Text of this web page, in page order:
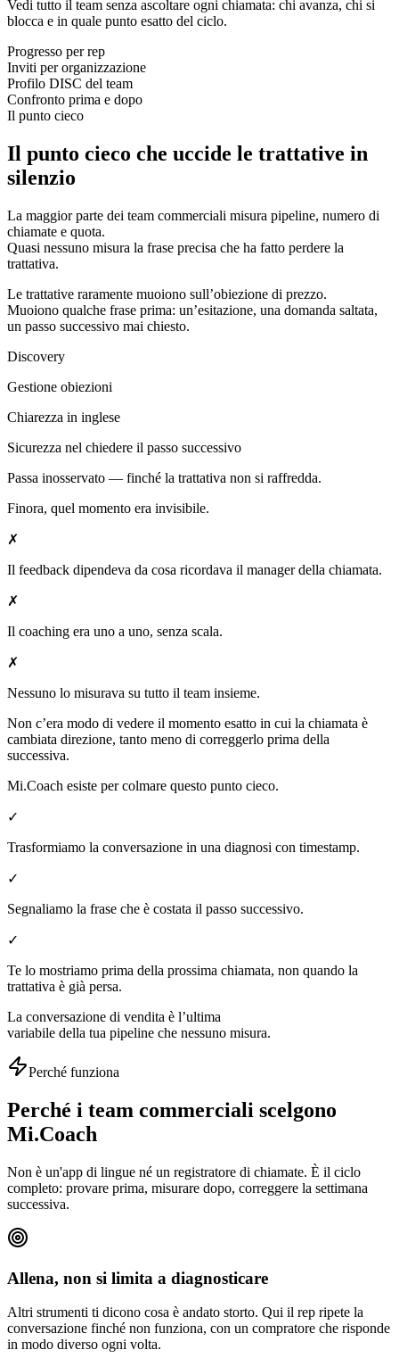
Vedi tutto il team senza ascoltare ogni chiamata: chi avanza, chi si
blocca e in quale punto esatto del ciclo.
Progresso per rep
Inviti per organizzazione
Profilo DISC del team
Confronto prima e dopo
Il punto cieco
Il punto cieco che uccide le trattative in
silenzio
La maggior parte dei team commerciali misura pipeline, numero di
chiamate e quota.
Quasi nessuno misura la frase precisa che ha fatto perdere la
trattativa.
Le trattative raramente muoiono sull’obiezione di prezzo.
Muoiono qualche frase prima: un’esitazione, una domanda saltata,
un passo successivo mai chiesto.
Discovery
Gestione obiezioni
Chiarezza in inglese
Sicurezza nel chiedere il passo successivo
Passa inosservato — finché la trattativa non si raffredda.
Finora, quel momento era invisibile.
✗
Il feedback dipendeva da cosa ricordava il manager della chiamata.
✗
Il coaching era uno a uno, senza scala.
✗
Nessuno lo misurava su tutto il team insieme.
Non c’era modo di vedere il momento esatto in cui la chiamata è
cambiata direzione, tanto meno di correggerlo prima della
successiva.
Mi.Coach esiste per colmare questo punto cieco.
✓
Trasformiamo la conversazione in una diagnosi con timestamp.
✓
Segnaliamo la frase che è costata il passo successivo.
✓
Te lo mostriamo prima della prossima chiamata, non quando la
trattativa è già persa.
La conversazione di vendita è l’ultima
variabile della tua pipeline che nessuno misura.
Perché funziona
Perché i team commerciali scelgono
Mi.Coach
Non è un'app di lingue né un registratore di chiamate. È il ciclo
completo: provare prima, misurare dopo, correggere la settimana
successiva.
Allena, non si limita a diagnosticare
Altri strumenti ti dicono cosa è andato storto. Qui il rep ripete la
conversazione finché non funziona, con un compratore che risponde
in modo diverso ogni volta.